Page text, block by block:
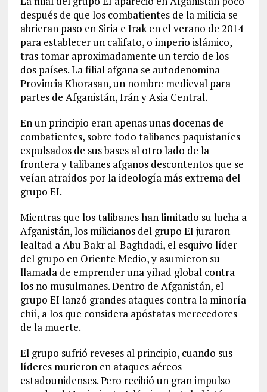
después de que los combatientes de la milicia se
abrieran paso en Siria e Irak en el verano de 2014
para establecer un califato, o imperio islámico,
tras tomar aproximadamente un tercio de los
dos países. La filial afgana se autodenomina
Provincia Khorasan, un nombre medieval para
partes de Afganistán, Irán y Asia Central.
En un principio eran apenas unas docenas de
combatientes, sobre todo talibanes paquistaníes
expulsados de sus bases al otro lado de la
frontera y talibanes afganos descontentos que se
veían atraídos por la ideología más extrema del
grupo EI.
Mientras que los talibanes han limitado su lucha a
Afganistán, los milicianos del grupo EI juraron
lealtad a Abu Bakr al-Baghdadi, el esquivo líder
del grupo en Oriente Medio, y asumieron su
llamada de emprender una yihad global contra
los no musulmanes. Dentro de Afganistán, el
grupo EI lanzó grandes ataques contra la minoría
chií, a los que considera apóstatas merecedores
de la muerte.
El grupo sufrió reveses al principio, cuando sus
líderes murieron en ataques aéreos
estadounidenses. Pero recibió un gran impulso